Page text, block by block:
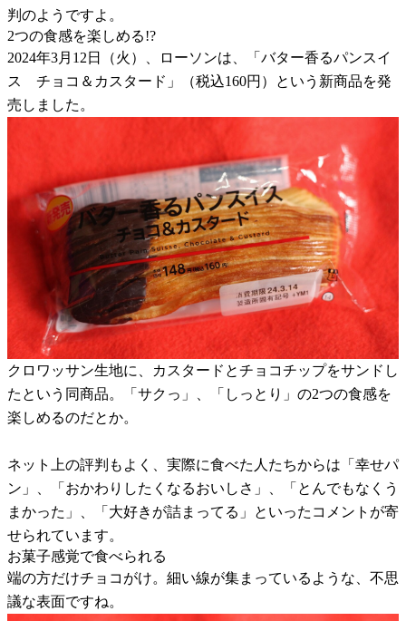
判のようですよ。
2つの食感を楽しめる!?
2024年3月12日（火）、ローソンは、「バター香るパンスイ
ス チョコ＆カスタード」（税込160円）という新商品を発
売しました。
クロワッサン生地に、カスタードとチョコチップをサンドし
たという同商品。「サクっ」、「しっとり」の2つの食感を
楽しめるのだとか。
ネット上の評判もよく、実際に食べた人たちからは「幸せパ
ン」、「おかわりしたくなるおいしさ」、「とんでもなくう
まかった」、「大好きが詰まってる」といったコメントが寄
せられています。
お菓子感覚で食べられる
端の方だけチョコがけ。細い線が集まっているような、不思
議な表面ですね。